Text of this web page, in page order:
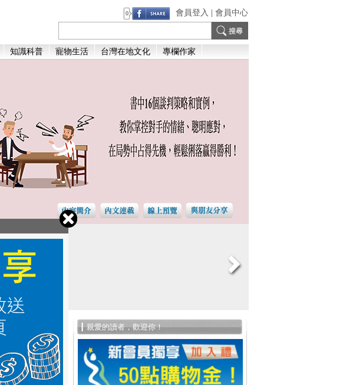
0 會員登入 會員中心
知識科普 寵物生活 台灣在地文化 專欄作家
親愛的讀者，歡迎你！